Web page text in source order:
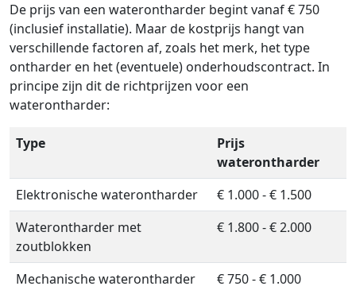
De prijs van een waterontharder begint vanaf € 750
(inclusief installatie). Maar de kostprijs hangt van
verschillende factoren af, zoals het merk, het type
ontharder en het (eventuele) onderhoudscontract. In
principe zijn dit de richtprijzen voor een
waterontharder:
Type
Prijs
waterontharder
Elektronische waterontharder
€ 1.000 - € 1.500
Waterontharder met
zoutblokken
€ 1.800 - € 2.000
Mechanische waterontharder € 750 - € 1.000